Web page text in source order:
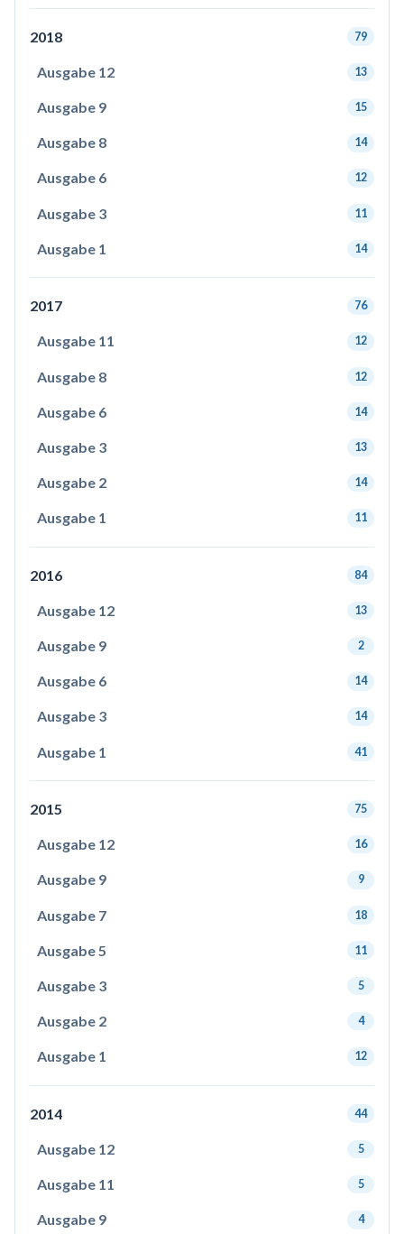
2018 79
Ausgabe 12 13
Ausgabe 9 15
Ausgabe 8 14
Ausgabe 6 12
Ausgabe 3 11
Ausgabe 1 14
2017 76
Ausgabe 11 12
Ausgabe 8 12
Ausgabe 6 14
Ausgabe 3 13
Ausgabe 2 14
Ausgabe 1 11
2016 84
Ausgabe 12 13
Ausgabe 9 2
Ausgabe 6 14
Ausgabe 3 14
Ausgabe 1 41
2015 75
Ausgabe 12 16
Ausgabe 9 9
Ausgabe 7 18
Ausgabe 5 11
Ausgabe 3 5
Ausgabe 2 4
Ausgabe 1 12
2014 44
Ausgabe 12 5
Ausgabe 11 5
Ausgabe 9 4